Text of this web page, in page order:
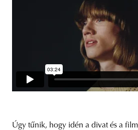
Úgy tűnik, hogy idén a divat és a